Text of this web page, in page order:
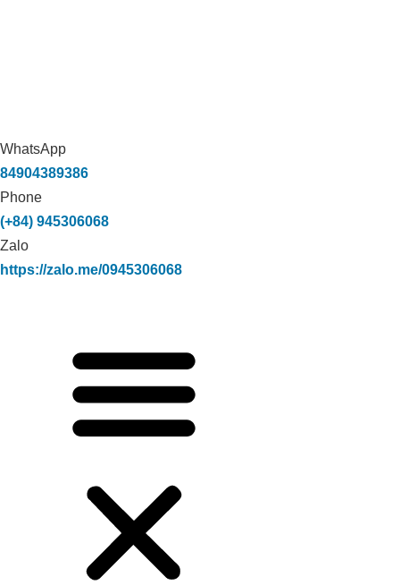
WhatsApp
84904389386
Phone
(+84) 945306068
Zalo
https://zalo.me/0945306068